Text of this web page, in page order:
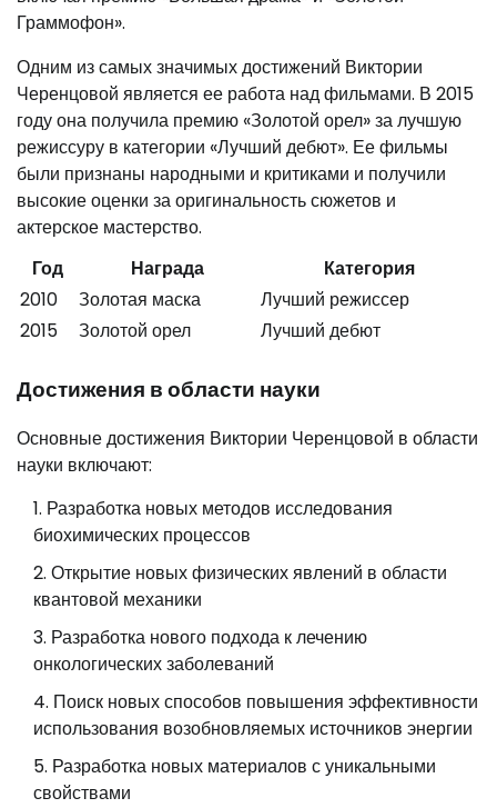
Граммофон».
Одним из самых значимых достижений Виктории
Черенцовой является ее работа над фильмами. В 2015
году она получила премию «Золотой орел» за лучшую
режиссуру в категории «Лучший дебют». Ее фильмы
были признаны народными и критиками и получили
высокие оценки за оригинальность сюжетов и
актерское мастерство.
Год
Награда
Категория
2010
Золотая маска
Лучший режиссер
2015
Золотой орел Лучший дебют
Достижения в области науки
Основные достижения Виктории Черенцовой в области
науки включают:
Разработка новых методов исследования
биохимических процессов
Открытие новых физических явлений в области
квантовой механики
Разработка нового подхода к лечению
онкологических заболеваний
Поиск новых способов повышения эффективности
использования возобновляемых источников энергии
Разработка новых материалов с уникальными
свойствами